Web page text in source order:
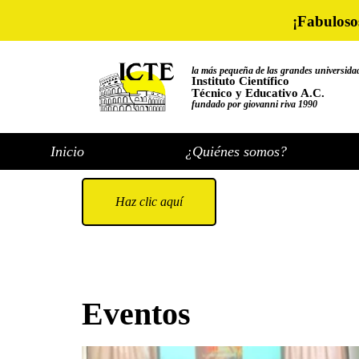
la más pequeña de las grandes
Instituto Científico
Técnico y Educativo A.C.
fundado por giovanni riva 1990
Inicio ¿Quiénes somos?
Haz clic aquí
Eventos